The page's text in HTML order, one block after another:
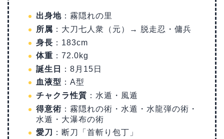
出身地 ：霧隠れの里
所属 ：大刀七人衆（元）→ 脱走忍・傭兵
身長 ：183cm
体重 ：72.0kg
誕生日
：8月15日
血液型 ：A型
チャクラ性質 ：水遁・風遁
得意術 ：霧隠れの術・水遁・水龍弾の術・
水遁・大瀑布の術
愛刀
：断刀「首斬り包丁」